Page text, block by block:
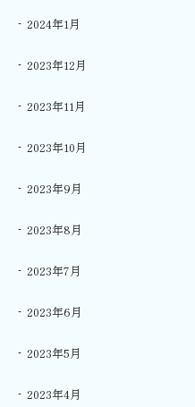
2024年1月
2023年12月
2023年11月
2023年10月
2023年9月
2023年8月
2023年7月
2023年6月
2023年5月
2023年4月